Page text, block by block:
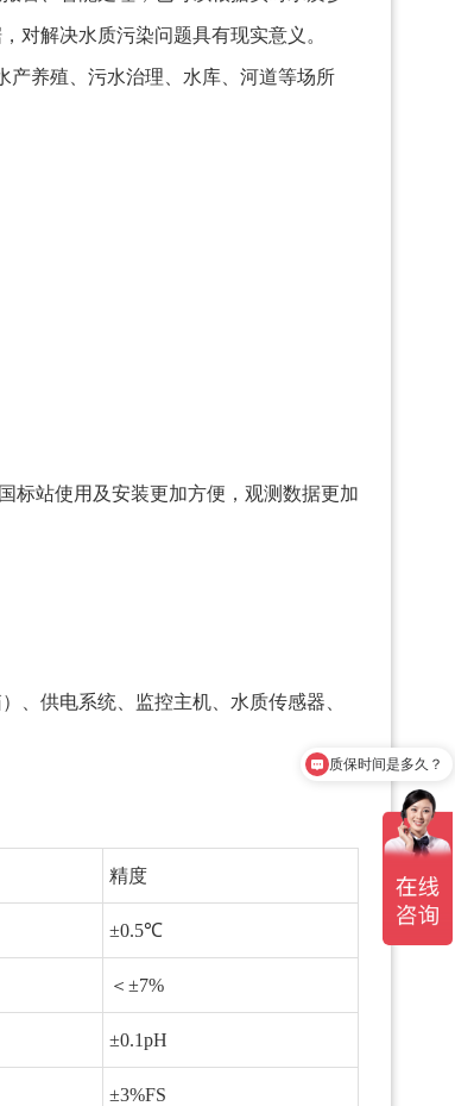
对解决水质污染问题具有现实意义。
产养殖、污水治理、水库、河道等场所
标站使用及安装更加方便，观测数据更加
、供电系统、监控主机、 水质传感器
精度
±0.5℃
＜±7%
±0.1pH
±3%FS
质保时间是多久？